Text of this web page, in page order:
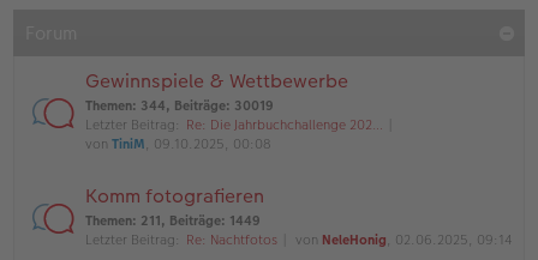
Gewinnspiele & Wettbewerbe
Themen: 344, Beiträge: 30019
Letzter Beitrag: Re: Die Jahrbuchchallenge 202…
von TiniM, 09.10.2025, 00:08
Komm fotografieren
Themen: 211, Beiträge: 1449
Letzter Beitrag: Re: Nachtfotos von NeleHonig, 02.06.2025, 09:14